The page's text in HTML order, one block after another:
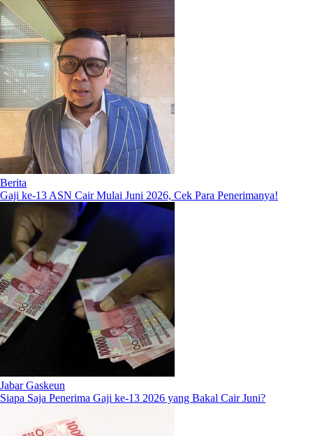
Berita
Gaji ke-13 ASN Cair Mulai Juni 2026, Cek Para Penerimanya!
Jabar Gaskeun
Siapa Saja Penerima Gaji ke-13 2026 yang Bakal Cair Juni?